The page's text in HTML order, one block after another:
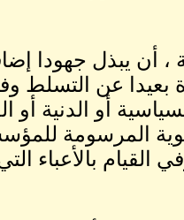
، أن يبذل جهودا
بعيدا عن التسلط
أو الدنية أو
المرسومة
بالأعباء